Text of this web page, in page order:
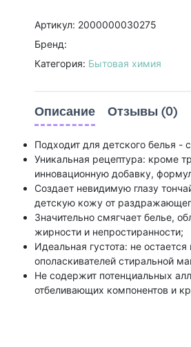
Артикул: 2000000030275
Бренд:
Категория: Бытовая химия
Описание Отзывы (0)
Подходит для детского белья -
Уникальная рецептура: кроме
инновационную добавку,
Создает невидимую глазу
детскую кожу от
Значительно смягчает белье,
жирности и непростиранности;
Идеальная густота: не
ополаскивателей стиральной
Не содержит потенциальных
отбеливающих компонентов и